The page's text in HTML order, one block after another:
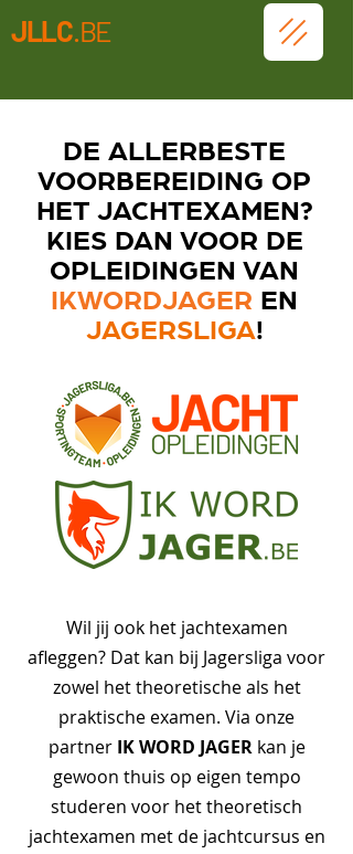
JLLC.BE
DE ALLERBESTE
VOORBEREIDING OP
HET JACHTEXAMEN?
KIES DAN VOOR DE
OPLEIDINGEN VAN
IKWORDJAGER EN
JAGERSLIGA!
Wil jij ook het jachtexamen
afleggen? Dat kan bij Jagersliga voor
zowel het theoretische als het
praktische examen. Via onze
partner IK WORD JAGERkan je
gewoon thuis op eigen tempo
studeren voor het theoretisch
jachtexamen met de jachtcursus en